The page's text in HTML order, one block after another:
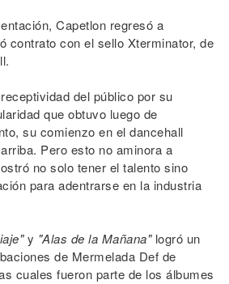
Capetlon regresó a
contrato con el sello Xterminator, de
del público por su
que obtuvo luego de
su comienzo en el dancehall
Pero esto no aminora a
no solo tener el talento sino
para adentrarse en la industria
y "Alas de la Mañana"logró un
de Mermelada Def de
cuales fueron parte de los álbumes